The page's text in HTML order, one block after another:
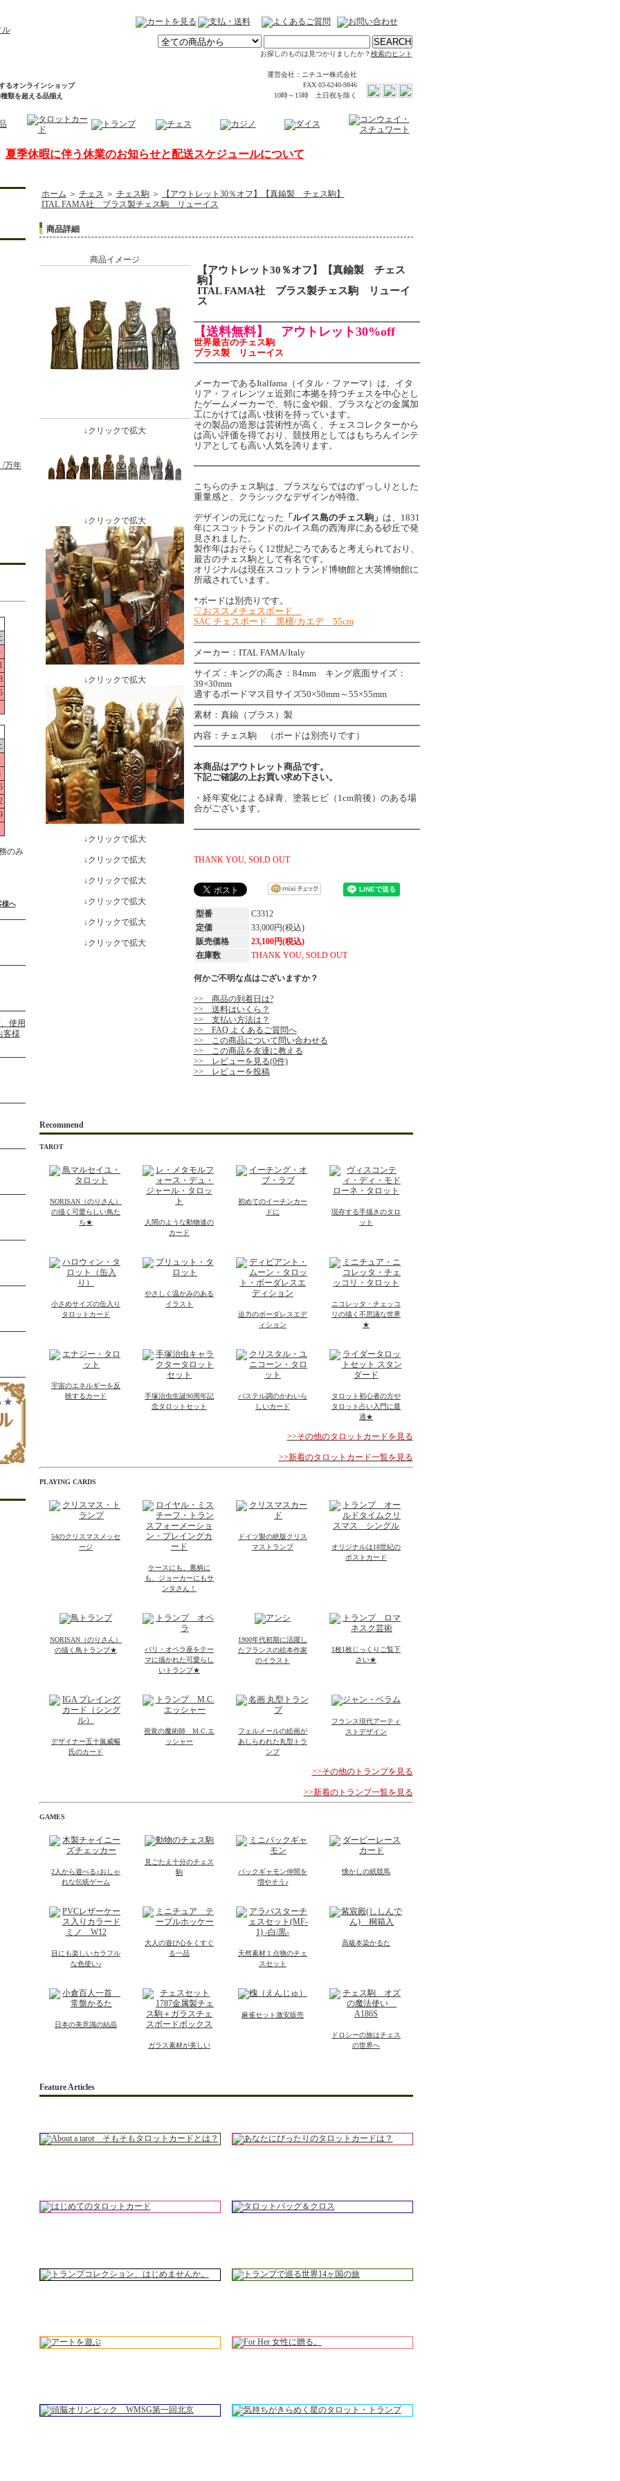
お探しのものは見つかりましたか？検索のヒント
運営会社：ニチユー株式会社
FAX 03-6240-9846
10時～15時 土日祝を除く
るオンラインショップ
類を超える品揃え
夏季休暇に伴う休業のお知らせと配送スケジュールについて
/万年
のみ
様へ
ホーム ＞ チェス ＞ チェス駒＞
【アウトレット30％オフ】【真鍮製 チェス駒】
ITAL FAMA社 ブラス製チェス駒 リューイス
商品詳細
商品イメージ
↓クリックで拡大
↓クリックで拡大
↓クリックで拡大
↓クリックで拡大
↓クリックで拡大
↓クリックで拡大
↓クリックで拡大
↓クリックで拡大
↓クリックで拡大
【アウトレット30％オフ】【真鍮製 チェス
駒】
ITAL FAMA社 ブラス製チェス駒 リューイ
ス
【送料無料】 アウトレット30%off
世界最古のチェス駒
ブラス製 リューイス
メーカーであるItalfama（イタル・ファーマ）は、イタ
リア・フィレンツェ近郊に本拠を持つチェスを中心とし
たゲームメーカーで、特に金や銀、ブラスなどの金属加
工にかけては高い技術を持っています。
その製品の造形は芸術性が高く、チェスコレクターから
は高い評価を得ており、競技用としてはもちろんインテ
リアとしても高い人気を誇ります。
こちらのチェス駒は、ブラスならではのずっしりとした
重量感と、クラシックなデザインが特徴。
デザインの元になった 「ルイス島のチェス駒」 は、1831
年にスコットランドのルイス島の西海岸にある砂丘で発
見されました。
製作年はおそらく12世紀ごろであると考えられており、
最古のチェス駒として有名です。
オリジナルは現在スコットランド博物館と大英博物館に
所蔵されています。
*ボードは別売りです。
▽おススメチェスボード
SAC チェスボード 黒檀/カエデ 55cm
メーカー：ITAL FAMA/Italy
サイズ：キングの高さ：84mm キング底面サイズ：
39×30mm
適するボードマス目サイズ50×50mm～55×55mm
素材：真鍮（ブラス）製
内容：チェス駒 （ボードは別売りです）
本商品はアウトレット商品です。
下記ご確認の上お買い求め下さい。
・経年変化による緑青、塗装ヒビ（1cm前後）のある場
合がございます。
THANK YOU, SOLD OUT
型番
C3312
定価
33,000円(税込)
販売価格
23,100円(税込)
在庫数
THANK YOU, SOLD OUT
何かご不明な点はございますか？
>> 商品の到着日は?
>> 送料はいくら？
>> 支払い方法は？
>> FAQ よくあるご質問へ
>> この商品について問い合わせる
>> この商品を友達に教える
>> レビューを見る(0件)
>> レビューを投稿
Recommend
TAROT
NORISAN（のりさん）
の描く可愛らしい鳥た
ち★
人間のような動物達の
カード
初めてのイーチンカー
ドに
現存する手描きのタロ
ット
小さめサイズの缶入り
タロットカード
やさしく温かみのある
イラスト
迫力のボーダレスエデ
ィション
ニコレッタ・チェッコ
リの描く不思議な世界
★
宇宙のエネルギーを反
映するカード
手塚治虫生誕90周年記
念タロットセット
パステル調のかわいら
しいカード
タロット初心者の方や
タロット占い入門に最
適★
>>その他のタロットカードを見る
>>新着のタロットカード一覧を見る
PLAYING CARDS
54のクリスマスメッセ
ージ
ケースにも、裏柄に
も、ジョーカーにもサ
ンタさん！
ドイツ製の絶版クリス
マストランプ
オリジナルは18世紀の
ポストカード
NORISAN（のりさん）
の描く鳥トランプ★
パリ・オペラ座をテー
マに描かれた可愛らし
いトランプ★
1900年代初期に活躍し
たフランスの絵本作家
のイラスト
1枚1枚じっくりご覧下
さい★
デザイナー五十嵐威暢
氏のカード
視覚の魔術師 M.C.エ
ッシャー
フェルメールの絵画が
あしらわれた丸型トラ
ンプ
フランス現代アーティ
ストデザイン
>>その他のトランプを見る
>>新着のトランプ一覧を見る
GAMES
2人から遊べる♪おしゃ
れな伝統ゲーム
見ごたえ十分のチェス
駒
バックギャモン仲間を
増やそう♪
懐かしの紙競馬
目にも楽しいカラフル
な色使い♪
大人の遊び心をくすぐ
る一品
天然素材１点物のチェ
スセット
高級本染かるた
日本の美意識の結晶
ガラス素材が美しい
麻雀セット激安販売
ドロシーの旅はチェス
の世界へ
Feature Articles